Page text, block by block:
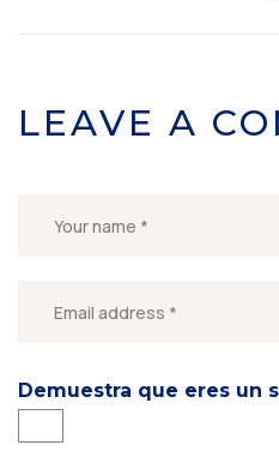
LEAVE A
Demuestra que eres un